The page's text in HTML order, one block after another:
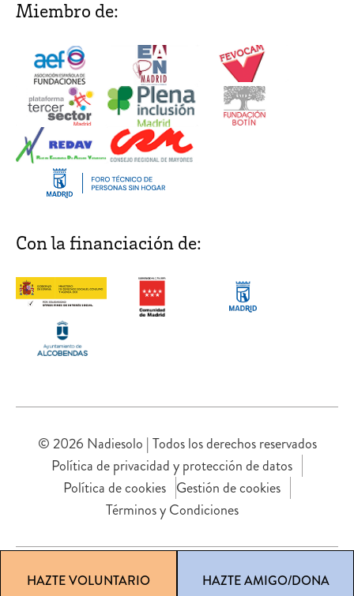
Miembro de:
Con la financiación de:
© 2026 Nadiesolo | Todos los derechos reservados
Política de privacidad y protección de datos
Política de cookies Gestión de cookies
Términos y Condiciones
HAZTE VOLUNTARIO HAZTE AMIGO/DONA